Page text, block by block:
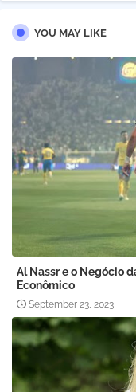
YOU MAY LIKE
Al Nassr e o Negócio
Econômico
September 23, 2023